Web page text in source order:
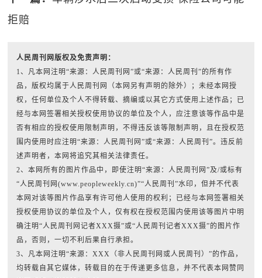
拒赔
人民周刊网版权及免责声明：
1、凡本网注明“来源：人民周刊网”或“来源：人民周刊”的所有作
品，版权均属于人民周刊网（本网另有声明的除外）；未经本网授
权，任何单位及个人不得转载、摘编或以其它方式使用上述作品；已
经与本网签署相关授权使用协议的单位及个人，应注意该等作品中是
否有相应的授权使用限制声明，不得违反该等限制声明，且在授权范
围内使用时应注明“来源：人民周刊网”或“来源：人民周刊”。违反前
述声明者，本网将追究其相关法律责任。
2、本网所有的图片作品中，即使注明“来源：人民周刊网”及/或标有
“人民周刊网(www.peopleweekly.cn)”“人民周刊”水印，但并不代表
本网对该等图片作品享有许可他人使用的权利；已经与本网签署相关
授权使用协议的单位及个人，仅有权在授权范围内使用该等图片中明
确注明“人民周刊网记者XXX摄”或“人民周刊记者XXX摄”的图片作
品，否则，一切不利后果自行承担。
3、凡本网注明“来源：XXX（非人民周刊网或人民周刊）”的作品，
均转载自其它媒体，转载目的在于传递更多信息，并不代表本网赞同